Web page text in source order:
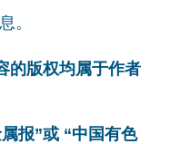
。
的版权均属于作者
报”或 “中国有色